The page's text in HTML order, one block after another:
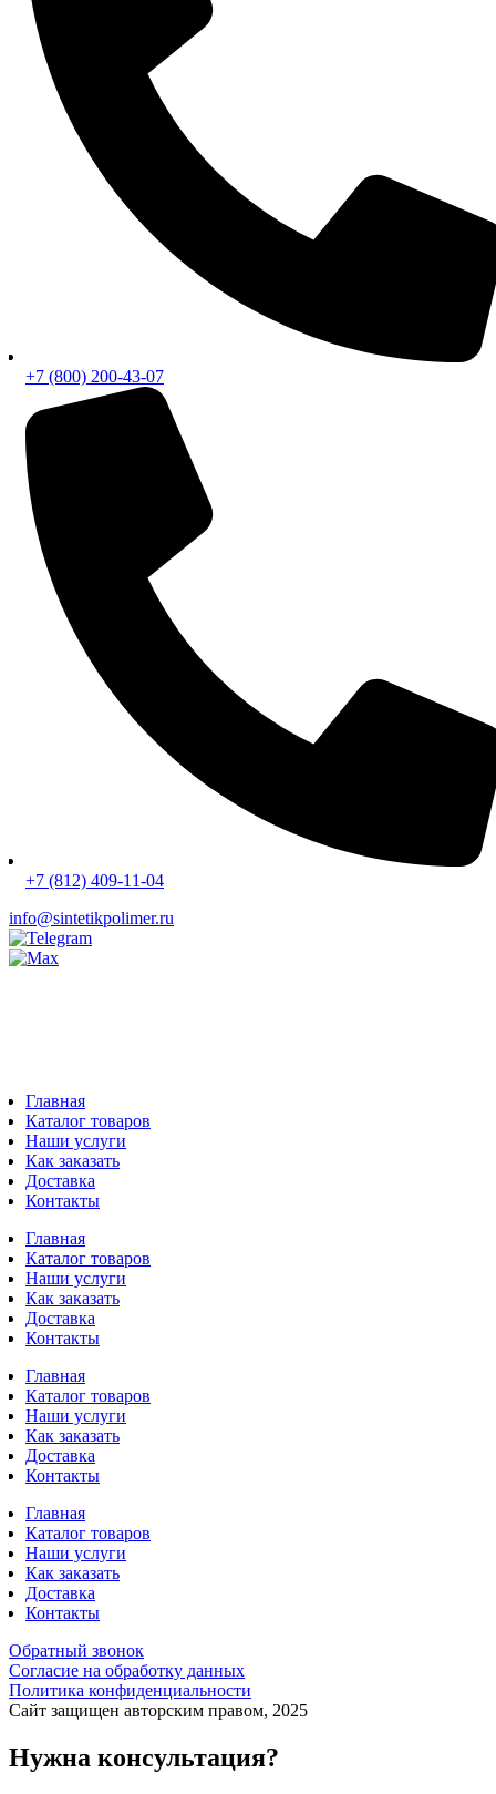
+7 (800) 200-43-07
+7 (812) 409-11-04
info@sintetikpolimer.ru
Главная
Каталог товаров
Наши услуги
Как заказать
Доставка
Контакты
Главная
Каталог товаров
Наши услуги
Как заказать
Доставка
Контакты
Главная
Каталог товаров
Наши услуги
Как заказать
Доставка
Контакты
Главная
Каталог товаров
Наши услуги
Как заказать
Доставка
Контакты
Обратный звонок
Согласие на обработку данных
Политика конфиденциальности
Сайт защищен авторским правом, 2025
Нужна консультация?